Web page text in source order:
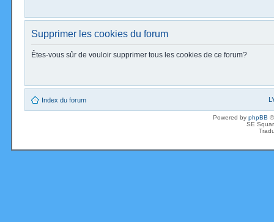
Supprimer les cookies du forum
Êtes-vous sûr de vouloir supprimer tous les cookies de ce forum?
Index du forum
Powered by phpBB
SE